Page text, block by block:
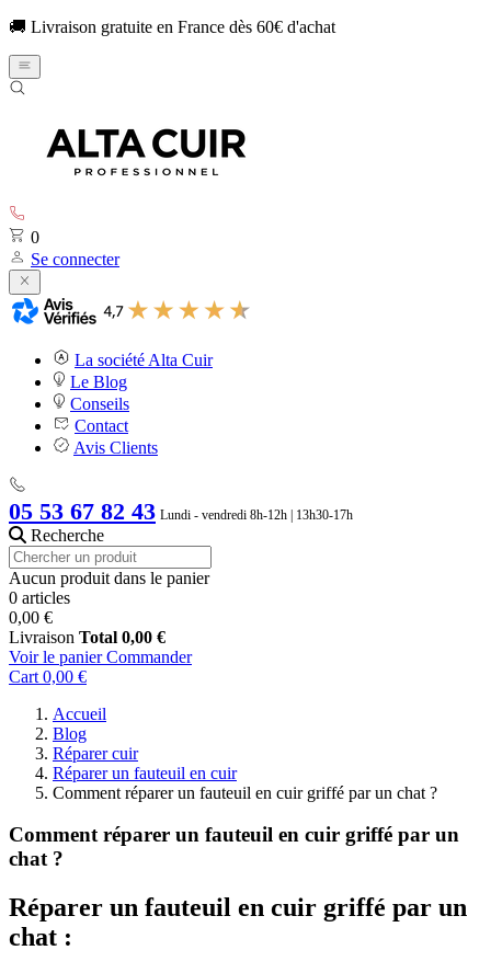
🚚 Livraison gratuite en France dès 60€ d'achat
0
Se connecter
La société Alta Cuir
Le Blog
Conseils
Contact
Avis Clients
05 53 67 82 43 Lundi - vendredi 8h-12h | 13h30-17h
Recherche
Aucun produit dans le panier
0 articles
0,00 €
Livraison Total 0,00 €
Voir le panier Commander
Cart 0,00 €
Accueil
Blog
Réparer cuir
Réparer un fauteuil en cuir
Comment réparer un fauteuil en cuir griffé par un chat ?
Comment réparer un fauteuil en cuir griffé par un
chat ?
Réparer un fauteuil en cuir griffé par un
chat :